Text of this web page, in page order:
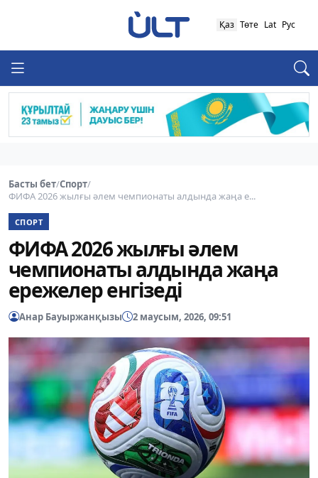
Қаз Төте Lat Рус
Басты бет/Спорт/
ФИФА 2026 жылғы әлем чемпионаты алдында жаңа е...
СПОРТ
ФИФА 2026 жылғы әлем
чемпионаты алдында жаңа
ережелер енгізеді
Анар Бауыржанқызы 2 маусым, 2026, 09:51